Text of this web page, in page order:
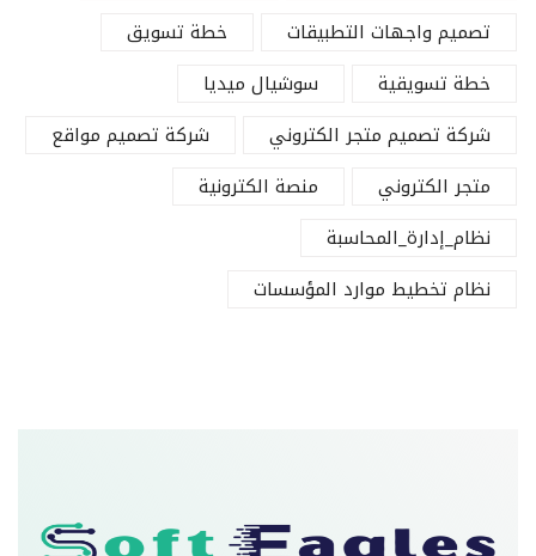
تصميم واجهات التطبيقات
خطة تسويق
خطة تسويقية
سوشيال ميديا
شركة تصميم متجر الكتروني
شركة تصميم مواقع
متجر الكتروني
منصة الكترونية
نظام_إدارة_المحاسبة
نظام تخطيط موارد المؤسسات